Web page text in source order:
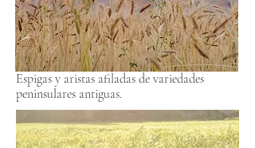
Espigas y aristas afiladas de variedades
peninsulares antiguas.